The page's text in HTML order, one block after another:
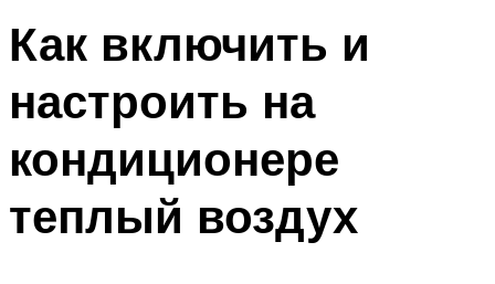
Меню
Как включить и
настроить на
кондиционере
теплый воздух